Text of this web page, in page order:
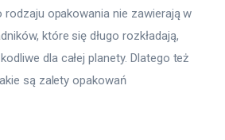
opakowania nie zawierają w
które się długo rozkładają,
dla całej planety. Dlatego też
są zalety opakowań